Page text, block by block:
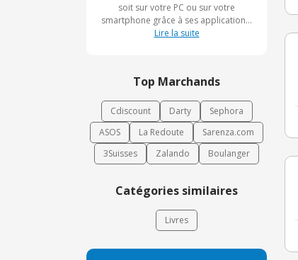
soit sur votre PC ou sur votre
smartphone grâce à ses applications.
En choisissant Kartable, vous
Lire la suite
Top Marchands
Cdiscount Darty
Sephora
ASOS
La Redoute
Sarenza.com
3Suisses
Zalando Boulanger
Catégories similaires
Livres